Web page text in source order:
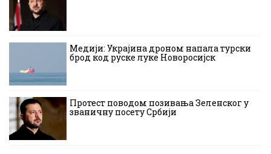
Медији: Украјина дроном напала турски
брод код руске луке Новоросијск
Протест поводом позивања Зеленског у
званичну посету Србији